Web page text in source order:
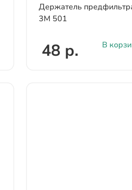
Держатель
3М 501
48 р. В